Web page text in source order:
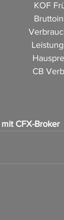
CB
CFX-Broker